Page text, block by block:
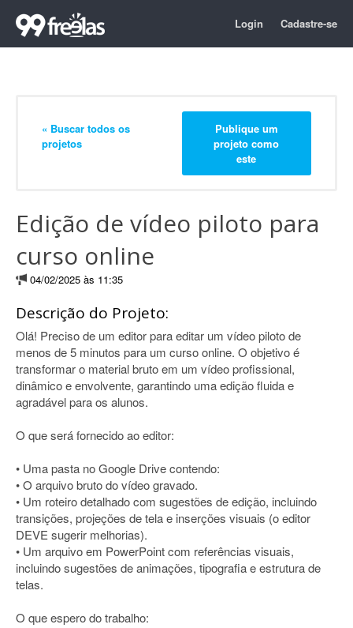
Login Cadastre-se
« Buscar todos os
projetos
Publique um
projeto como
este
Edição de vídeo piloto para
curso online
04/02/2025 às 11:35
Descrição do Projeto:
Olá! Preciso de um editor para editar um vídeo piloto de
menos de 5 minutos para um curso online. O objetivo é
transformar o material bruto em um vídeo profissional,
dinâmico e envolvente, garantindo uma edição fluida e
agradável para os alunos.
O que será fornecido ao editor:
• Uma pasta no Google Drive contendo:
• O arquivo bruto do vídeo gravado.
• Um roteiro detalhado com sugestões de edição, incluindo
transições, projeções de tela e inserções visuais (o editor
DEVE sugerir melhorias).
• Um arquivo em PowerPoint com referências visuais,
incluindo sugestões de animações, tipografia e estrutura de
telas.
O que espero do trabalho: